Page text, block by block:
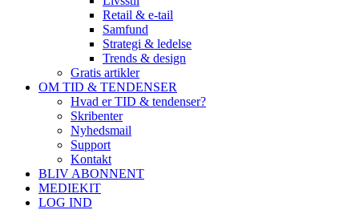
Retail & e-tail
Samfund
Strategi & ledelse
Trends & design
Gratis artikler
OM TID & TENDENSER
Hvad er TID & tendenser?
Skribenter
Nyhedsmail
Support
Kontakt
BLIV ABONNENT
MEDIEKIT
LOG IND